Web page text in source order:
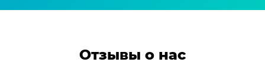
Отзывы о нас